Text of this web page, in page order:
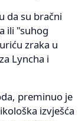
da su bračni
ili "suhog
zraka u
Lyncha i
preminuo je
izvješća